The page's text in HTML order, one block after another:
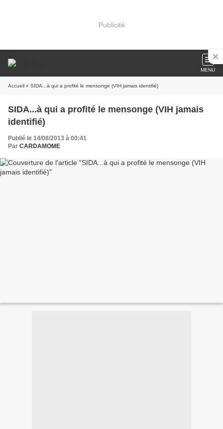
Publicité
MENU
Accueil » SIDA...à qui a profité le mensonge (VIH jamais identifié)
SIDA...à qui a profité le mensonge (VIH jamais
identifié)
Publié le 14/08/2013 à 00:41
Par CARDAMOME